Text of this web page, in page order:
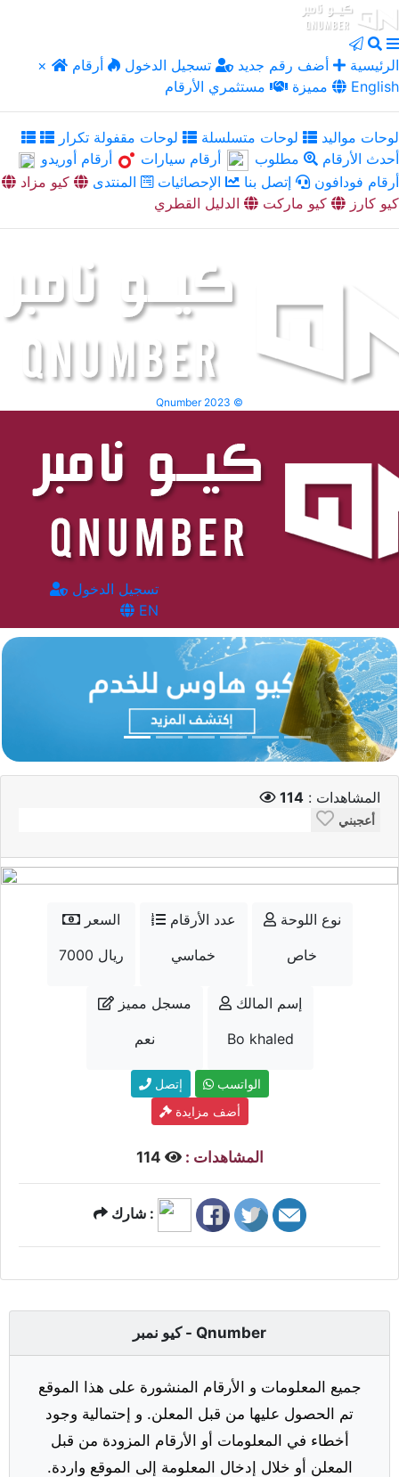
× الرئيسية أضف رقم جديد تسجيل الدخول
أرقام
مميزة
مستثمري الأرقام English
لوحات مواليد لوحات متسلسلة
لوحات مقفولة تكرار
أحدث الأرقام
مطلوب أرقام سيارات
أرقام أوريدو
أرقام فودافون
إتصل بنا الإحصائيات المنتدى
كيو مزاد
كيو كارز
كيو ماركت الدليل القطري
Qnumber 2023 ©
تسجيل الدخول
EN
المشاهدات : 114
أعجبني
السعر
7000 ريال
عدد الأرقام
خماسي
نوع اللوحة
خاص
مسجل مميز
نعم
إسم المالك
Bo khaled
إتصل
الواتسب
أضف مزايدة
المشاهدات :
شارك :
كيو نمبر - Qnumber
جميع المعلومات و الأرقام المنشورة على هذا الموقع
تم الحصول عليها من قبل المعلن. و إحتمالية وجود
أخطاء في المعلومات أو الأرقام المزودة من قبل
المعلن أو خلال إدخال المعلومة إلى الموقع واردة.